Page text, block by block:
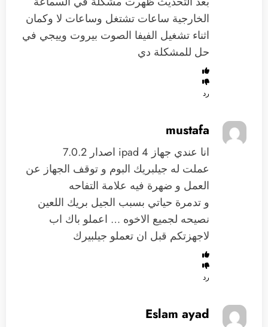
الخارجية ساعات تشتغل وساعات لا وكمان
اثناء تشغيل الفيفا الصوت بيروت وييجي في
حل للمشكلة دي
رد
mustafa
انا عندي جهاز ipad 4 اصدار 7.0.2
عملت له جيلبريك البوم و توقف الجهاز عن
العمل و ضهرة فيه علامة التفاحه
و تدمرة حياتي بسبب الجيل بريك اللعين
نصيحه لجميع الاخوه … اعملو باك اب
لاجهزتكم قبل ان تعملو جيلبيرك
رد
Eslam ayad